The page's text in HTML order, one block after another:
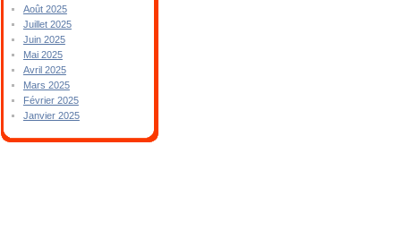
Août 2025
Juillet 2025
Juin 2025
Mai 2025
Avril 2025
Mars 2025
Février 2025
Janvier 2025